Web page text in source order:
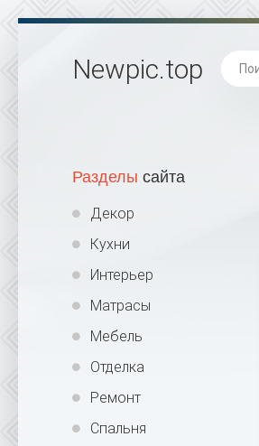
Newpic.top
Разделы сайта
Декор
Кухни
Интерьер
Матрасы
Мебель
Отделка
Ремонт
Спальня